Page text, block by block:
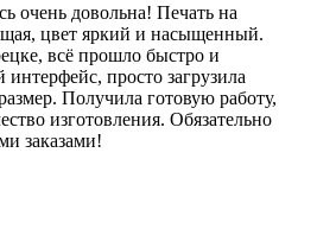
очень довольна! Печать на
цвет яркий и насыщенный.
всё прошло быстро и
просто загрузила
Получила готовую работу,
изготовления. Обязательно
заказами!